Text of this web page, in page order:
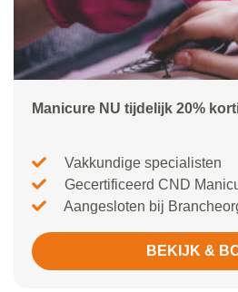
Manicure NU tijdelijk 20%
Vakkundige specialisten
Gecertificeerd CND
Aangesloten bij
BEKIJK &